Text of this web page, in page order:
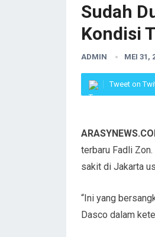
Sudah
Kondisi
ADMIN MEI 31,
Tweet on
terbaru Fadli
sakit di Jakarta
“Ini yang
Dasco dalam